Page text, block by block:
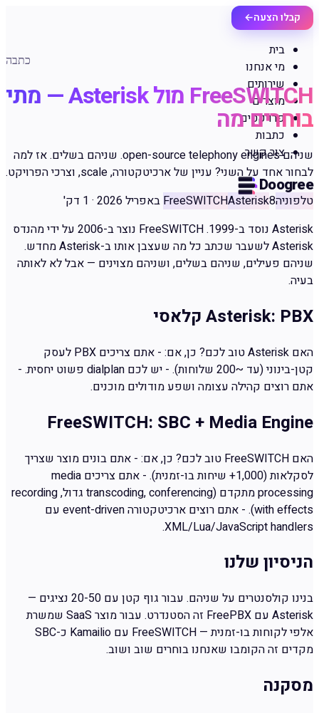
קבלו הצעה←
בית
מי אנחנו
שירותים
מוצרים
פרויקטים
כתבות
צור קשר
Doogree
כתבה
FreeSWITCH מול Asterisk — מתי
בוחרים מה
שניהם open-source telephony engines. שניהם בשלים. אז למה
לבחור אחד על השני? עניין של ארכיטקטורה, scale, וצרכי הפרויקט.
טלפוניה
FreeSWITCHAsterisk8 באפריל 2026 · 1 דק'
Asterisk נוסד ב-1999. FreeSWITCH נוצר ב-2006 על ידי מהנדס
Asterisk לשעבר שכתב כל מה שעצבן אותו ב-Asterisk מחדש.
שניהם פעילים, שניהם בשלים, ושניהם מצוינים — אבל לא לאותה
בעיה.
Asterisk: PBX קלאסי
האם Asterisk טוב לכם? כן, אם: - אתם צריכים PBX לעסק
קטן-בינוני (עד ~200 שלוחות). - יש לכם dialplan פשוט יחסית. -
אתם רוצים קהילה עצומה ושפע מודולים מוכנים.
FreeSWITCH: SBC + Media Engine
האם FreeSWITCH טוב לכם? כן, אם: - אתם בונים מוצר שצריך
לסקלאות (1,000+ שיחות בו-זמנית). - אתם צריכים media
processing מתקדם (transcoding, conferencing גדול, recording
with effects). - אתם רוצים ארכיטקטורה event-driven עם
XML/Lua/JavaScript handlers.
הניסיון שלנו
בנינו קולסנטרים על שניהם. עבור גוף קטן עם 20-50 נציגים —
Asterisk עם FreePBX זה הסטנדרט. עבור מוצר SaaS שמשרת
אלפי לקוחות בו-זמנית — FreeSWITCH עם Kamailio כ-SBC
מקדים זה הקומבו שאנחנו בוחרים שוב ושוב.
מסקנה